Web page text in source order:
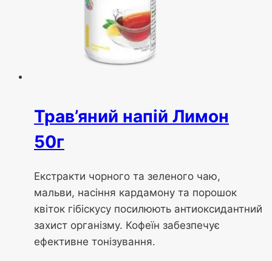
Трав’яний напій Лимон
50г
Екстракти чорного та зеленого чаю,
мальви, насіння кардамону та порошок
квіток гібіскусу посилюють антиоксидантний
захист організму. Кофеїн забезпечує
ефективне тонізування.